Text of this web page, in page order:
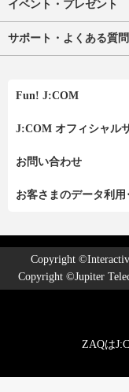
イベント・プレゼント
サポート・よくある質問
Fun! J:COM
J:COM オフィシャル
お問い合わせ
お客さまのデータ利
Copyright
Copyright ©Jupiter
ZAQは